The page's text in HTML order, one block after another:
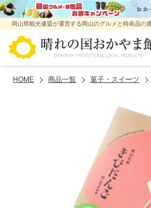
岡山県観光連盟が運営する岡山のグルメと特産品の
HOME 商品一覧 菓子・スイーツ